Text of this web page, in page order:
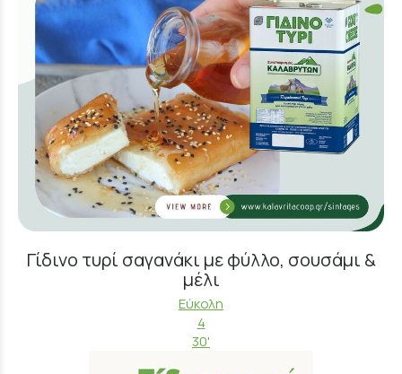
Γίδινο τυρί σαγανάκι με φύλλο, σουσάμι &
μέλι
Εύκολη
4
30'